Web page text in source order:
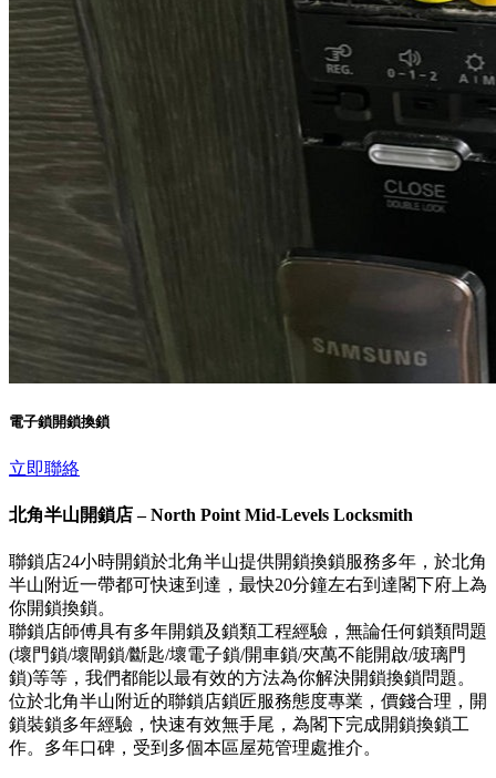
電子鎖開鎖換鎖
立即聯絡
北角半山開鎖店 – North Point Mid-Levels Locksmith
聯鎖店24小時開鎖於北角半山提供開鎖換鎖服務多年，於北角
半山附近一帶都可快速到達，最快20分鐘左右到達閣下府上為
你開鎖換鎖。
聯鎖店師傅具有多年開鎖及鎖類工程經驗，無論任何鎖類問題
(壞門鎖/壞閘鎖/斷匙/壞電子鎖/開車鎖/夾萬不能開啟/玻璃門
鎖)等等，我們都能以最有效的方法為你解決開鎖換鎖問題。
位於北角半山附近的聯鎖店鎖匠服務態度專業，價錢合理，開
鎖裝鎖多年經驗，快速有效無手尾，為閣下完成開鎖換鎖工
作。多年口碑，受到多個本區屋苑管理處推介。